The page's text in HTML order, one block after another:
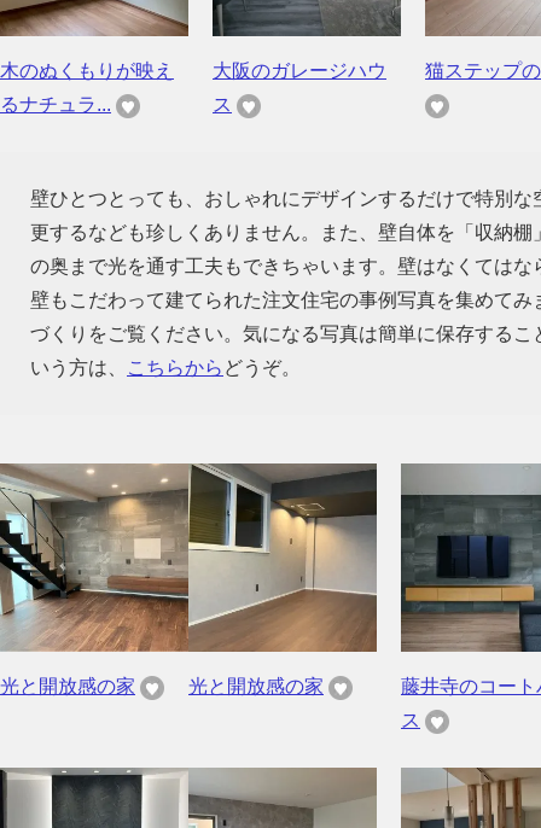
木のぬくもりが映え
るナチュラ...
大阪のガレージハウ
ス
猫ステップ
壁ひとつとっても、おしゃれにデザインするだけで特別
更するなども珍しくありません。また、壁自体を「収納
の奥まで光を通す工夫もできちゃいます。壁はなくては
壁もこだわって建てられた注文住宅の事例写真を集めて
づくりをご覧ください。気になる写真は簡単に保存する
いう方は、
こちらから どうぞ。
光と開放感の家 光と開放感の家
藤井寺のコート
ス